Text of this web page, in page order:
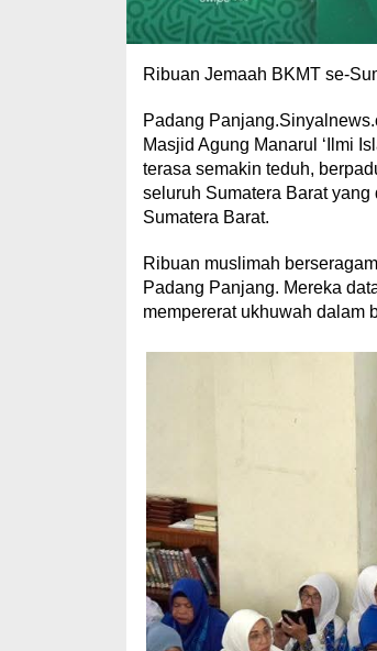
Ribuan Jemaah BKMT se-
Padang
Masjid Agung Manarul ‘Ilmi
terasa semakin teduh,
seluruh Sumatera Barat
Sumatera Barat.
Ribuan muslimah
Padang Panjang. Mereka
mempererat ukhuwah dalam